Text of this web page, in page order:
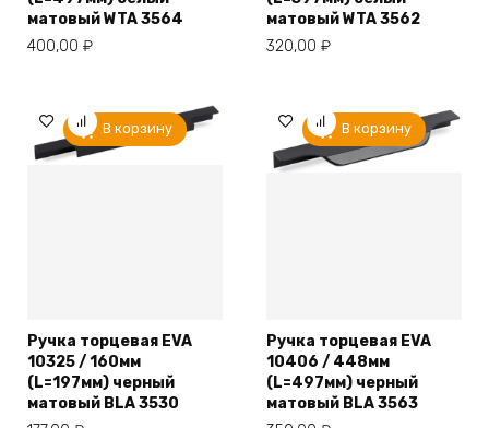
матовый WTA 3564
400,00 ₽
матовый WTA 3562
320,00 ₽
В корзину
Ручка торцевая EVA
10325 / 160мм
(L=197мм) черный
матовый BLA 3530
В корзину
Ручка торцевая EVA
10406 / 448мм
(L=497мм) черный
матовый BLA 3563